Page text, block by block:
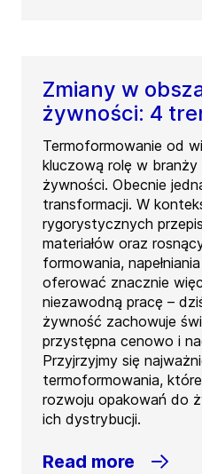
Zmiany w
żywności: 4
Termoformowanie od
kluczową rolę w
żywności. Obecnie
transformacji. W
rygorystycznych
materiałów oraz
formowania,
oferować znacznie
niezawodną pracę –
żywność zachowuje
przystępna cenowo i
Przyjrzyjmy się
termoformowania,
rozwoju opakowań do
ich dystrybucji.
Read more